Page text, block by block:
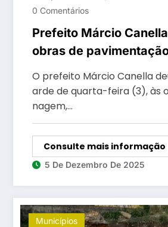
0 Comentários
Prefeito Márcio
obras de
Pedrinhas que recebe
ordem de urbanização
Belford Roxo
O prefeito Márcio Canella
arde de quarta-feira (3), às
nagem,…
Consulte mais informação
5 De Dezembro De 2025
Municípios